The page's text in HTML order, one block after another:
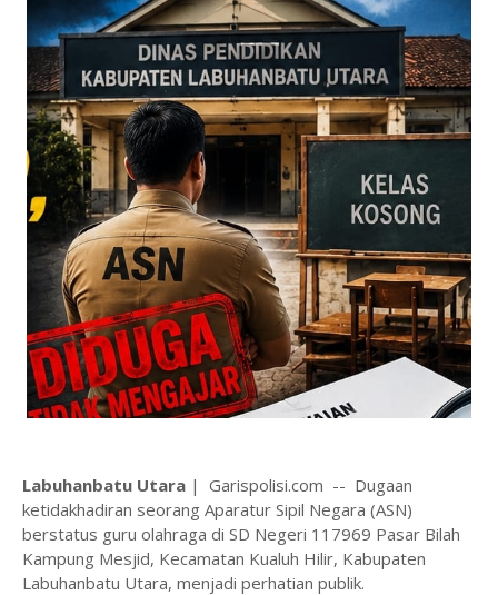
Labuhanbatu Utara | Garispolisi.com -- Dugaan
ketidakhadiran seorang Aparatur Sipil Negara (ASN)
berstatus guru olahraga di SD Negeri 117969 Pasar Bilah
Kampung Mesjid, Kecamatan Kualuh Hilir, Kabupaten
Labuhanbatu Utara, menjadi perhatian publik.